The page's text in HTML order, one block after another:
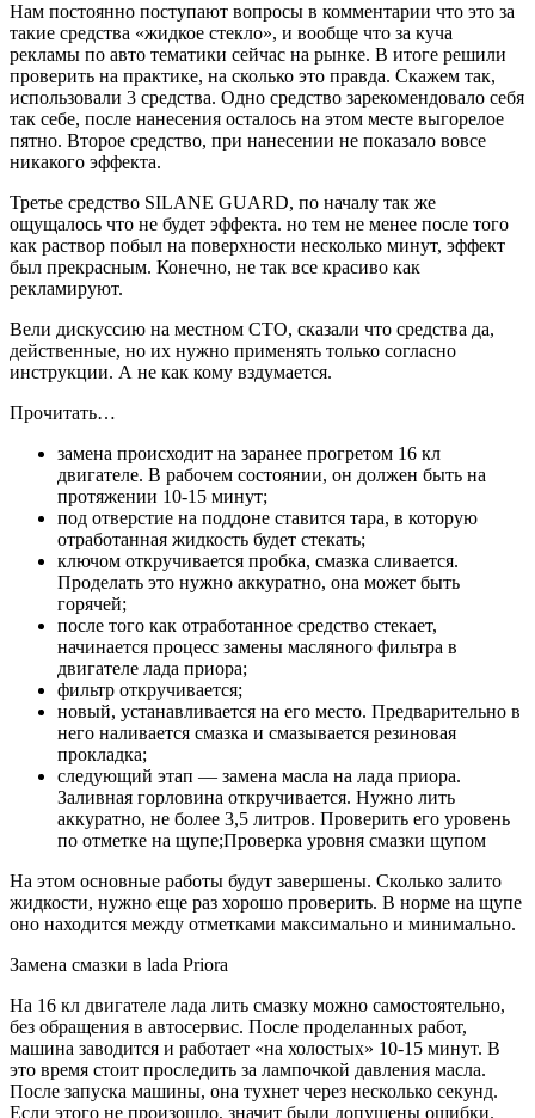
Нам постоянно поступают вопросы в комментарии что это за
такие средства «жидкое стекло», и вообще что за куча
рекламы по авто тематики сейчас на рынке. В итоге решили
проверить на практике, на сколько это правда. Скажем так,
использовали 3 средства. Одно средство зарекомендовало себя
так себе, после нанесения осталось на этом месте выгорелое
пятно. Второе средство, при нанесении не показало вовсе
никакого эффекта.
Третье средство SILANE GUARD, по началу так же
ощущалось что не будет эффекта. но тем не менее после того
как раствор побыл на поверхности несколько минут, эффект
был прекрасным. Конечно, не так все красиво как
рекламируют.
Вели дискуссию на местном СТО, сказали что средства да,
действенные, но их нужно применять только согласно
инструкции. А не как кому вздумается.
Прочитать…
замена происходит на заранее прогретом 16 кл
двигателе. В рабочем состоянии, он должен быть на
протяжении 10-15 минут;
под отверстие на поддоне ставится тара, в которую
отработанная жидкость будет стекать;
ключом откручивается пробка, смазка сливается.
Проделать это нужно аккуратно, она может быть
горячей;
после того как отработанное средство стекает,
начинается процесс замены масляного фильтра в
двигателе лада приора;
фильтр откручивается;
новый, устанавливается на его место. Предварительно в
него наливается смазка и смазывается резиновая
прокладка;
следующий этап — замена масла на лада приора.
Заливная горловина откручивается. Нужно лить
аккуратно, не более 3,5 литров. Проверить его уровень
по отметке на щупе;Проверка уровня смазки щупом
На этом основные работы будут завершены. Сколько залито
жидкости, нужно еще раз хорошо проверить. В норме на щупе
оно находится между отметками максимально и минимально.
Замена смазки в lada Priora
На 16 кл двигателе лада лить смазку можно самостоятельно,
без обращения в автосервис. После проделанных работ,
машина заводится и работает «на холостых» 10-15 минут. В
это время стоит проследить за лампочкой давления масла.
После запуска машины, она тухнет через несколько секунд.
Если этого не произошло, значит были допущены ошибки.